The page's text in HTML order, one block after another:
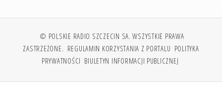
© POLSKIE RADIO SZCZECIN SA. WSZYSTKIE PRAWA
ZASTRZEŻONE. REGULAMIN KORZYSTANIA Z PORTALU POLITYKA
PRYWATNOŚCI BIULETYN INFORMACJI PUBLICZNEJ